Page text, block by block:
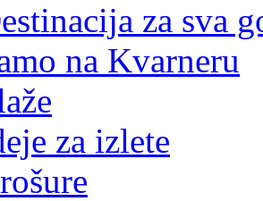
za sva
na Kvarneru
za izlete